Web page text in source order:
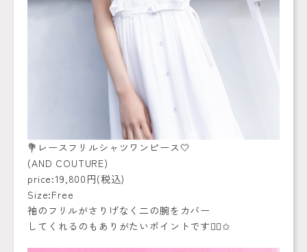
💐レースフリルシャツワンピース🤍
(AND COUTURE)
price:19,800円(税込)
Size:Free
袖のフリルがさりげなく二の腕をカバー
してくれるのもありがたいポイントです👌🏻✩